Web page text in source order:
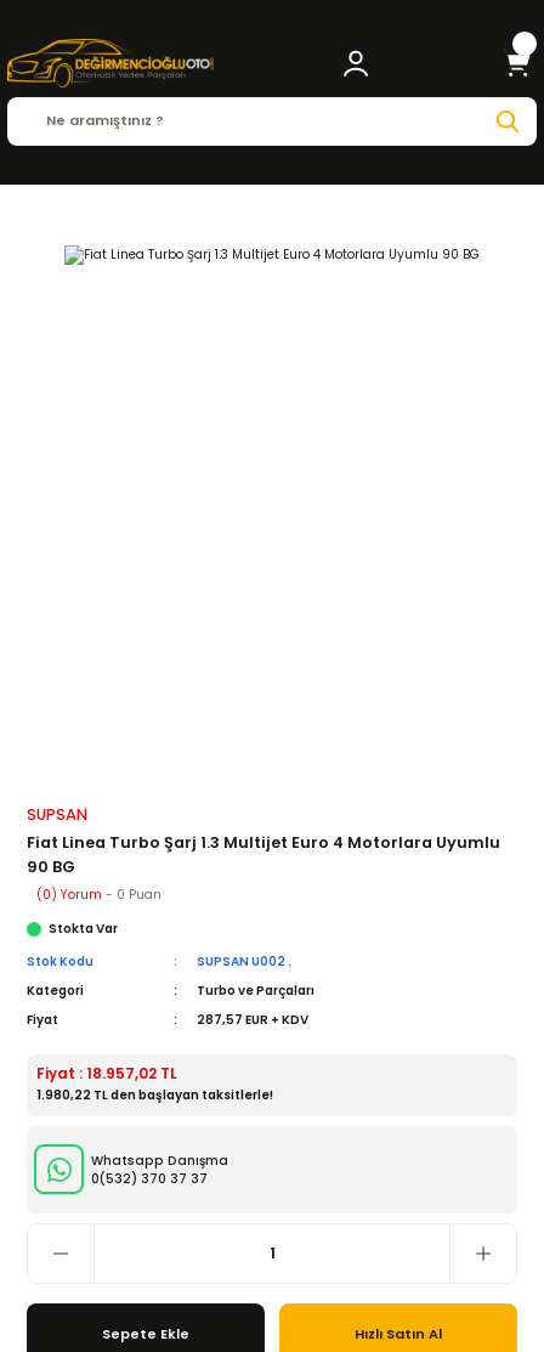
SUPSAN
Fiat Linea Turbo Şarj 1.3 Multijet Euro 4 Motorlara Uyumlu
90 BG
(0) Yorum - 0 Puan
Stokta Var
Stok Kodu
SUPSAN U002 .
Kategori
Turbo ve Parçaları
Fiyat
287,57 EUR + KDV
Fiyat : 18.957,02 TL
1.980,22 TL den başlayan taksitlerle!
Whatsapp Danışma
0(532) 370 37 37
Sepete Ekle Hızlı Satın Al